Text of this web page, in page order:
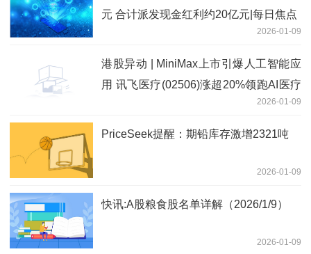
元 合计派发现金红利约20亿元|每日焦点
2026-01-09
港股异动 | MiniMax上市引爆人工智能应
用 讯飞医疗(02506)涨超20%领跑AI医疗
2026-01-09
PriceSeek提醒：期铅库存激增2321吨
2026-01-09
快讯:A股粮食股名单详解（2026/1/9）
2026-01-09